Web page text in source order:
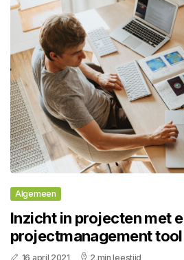
Algemeen
Inzicht in projecten met
projectmanagement tool
16 april 2021 2 min leestijd